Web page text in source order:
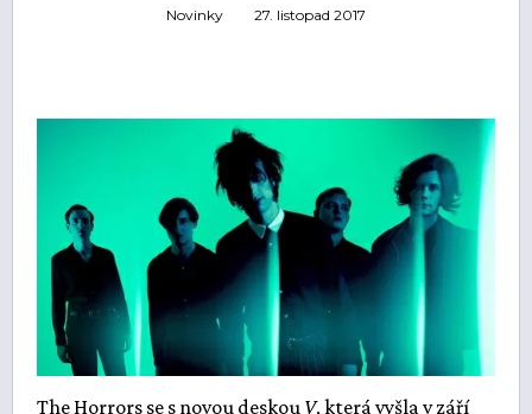
ECHOLOKÁTOR
ZA OPONOU
EHP/NORSKÉ FONDY
LOGO KE STAŽENÍ
INZERCE
KONTAKTY
Novinky 27. listopad 2017
The Horrors se s novou deskou V, která vyšla v září